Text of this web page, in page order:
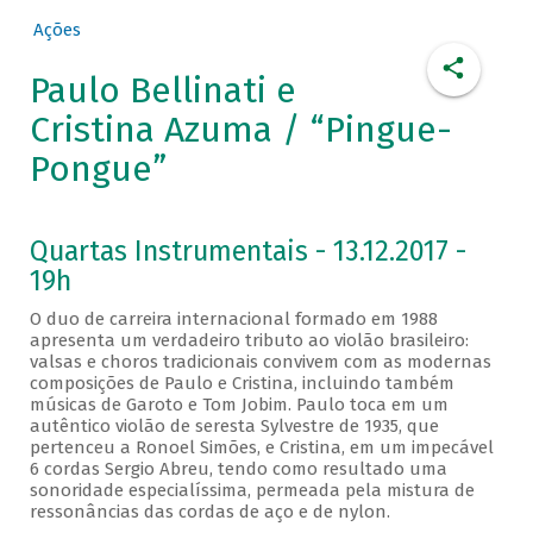
Ações
Paulo Bellinati e
Cristina Azuma / “Pingue-
Pongue”
Quartas Instrumentais - 13.12.2017 -
19h
O duo de carreira internacional formado em 1988
apresenta um verdadeiro tributo ao violão brasileiro:
valsas e choros tradicionais convivem com as modernas
composições de Paulo e Cristina, incluindo também
músicas de Garoto e Tom Jobim. Paulo toca em um
autêntico violão de seresta Sylvestre de 1935, que
pertenceu a Ronoel Simões, e Cristina, em um impecável
6 cordas Sergio Abreu, tendo como resultado uma
sonoridade especialíssima, permeada pela mistura de
ressonâncias das cordas de aço e de nylon.